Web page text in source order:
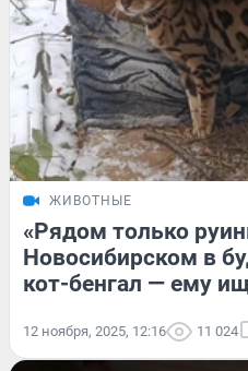
ЖИВОТНЫЕ
«Рядом только
Новосибирском в
кот-бенгал — ему
12 ноября, 2025, 12:16 11 024